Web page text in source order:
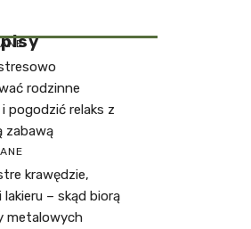
rodzinne
pogodzić relaks z
zabawą
krawędzie,
lakieru – skąd biorą
metalowych